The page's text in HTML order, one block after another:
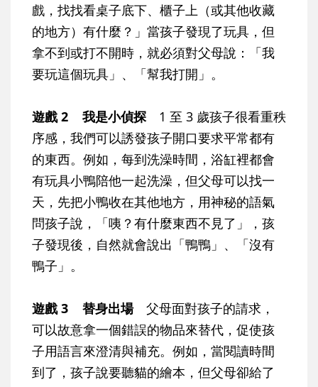
戲，找找看桌子底下、櫃子上（或其他收藏
的地方）有什麼？」當孩子發現了玩具，但
拿不到或打不開時，就必須對父母說：「我
要玩這個玩具」、「幫我打開」。
遊戲 2 我是小偵探 1 至 3 歲孩子很看重秩
序感，我們可以誘發孩子開口要求平常都有
的東西。例如，每到洗澡時間，浴缸裡都會
有玩具小鴨陪他一起洗澡，但父母可以找一
天，先把小鴨收在其他地方，用神秘的語氣
問孩子說，「咦？有什麼東西不見了」，孩
子發現後，自然就會說出「鴨鴨」、「沒有
鴨子」。
遊戲 3 替身出場父母面對孩子的請求，
可以故意拿一個錯誤的物品來替代，促使孩
子用語言來澄清與補充。例如，當閱讀時間
到了，孩子說要聽貓的繪本，但父母卻給了